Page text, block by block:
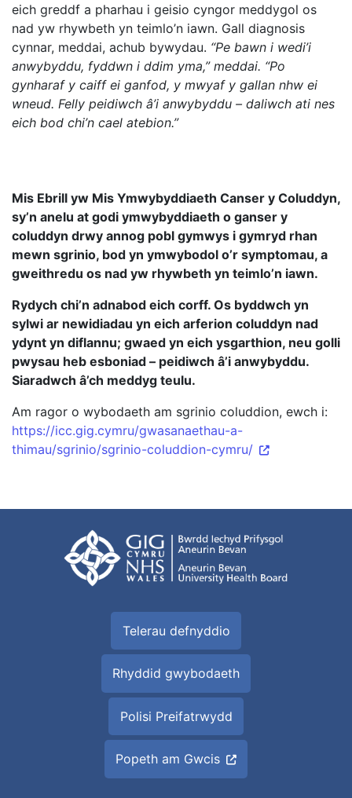
eich greddf a pharhau i geisio cyngor meddygol os
nad yw rhywbeth yn teimlo’n iawn. Gall diagnosis
cynnar, meddai, achub bywydau. “Pe bawn i wedi’i
anwybyddu, fyddwn i ddim yma,” meddai. “Po
gynharaf y caiff ei ganfod, y mwyaf y gallan nhw ei
wneud. Felly peidiwch â’i anwybyddu – daliwch ati nes
eich bod chi’n cael atebion.”
Mis Ebrill yw Mis Ymwybyddiaeth Canser y Coluddyn,
sy’n anelu at godi ymwybyddiaeth o ganser y
coluddyn drwy annog pobl gymwys i gymryd rhan
mewn sgrinio, bod yn ymwybodol o’r symptomau, a
gweithredu os nad yw rhywbeth yn teimlo’n iawn.
Rydych chi’n adnabod eich corff. Os byddwch yn
sylwi ar newidiadau yn eich arferion coluddyn nad
ydynt yn diflannu; gwaed yn eich ysgarthion, neu golli
pwysau heb esboniad – peidiwch â’i anwybyddu.
Siaradwch â’ch meddyg teulu.
Am ragor o wybodaeth am sgrinio coluddion, ewch i:
https://icc.gig.cymru/gwasanaethau-a-
thimau/sgrinio/sgrinio-coluddion-cymru/
Telerau defnyddio
Rhyddid gwybodaeth
Polisi Preifatrwydd
Popeth am Gwcis